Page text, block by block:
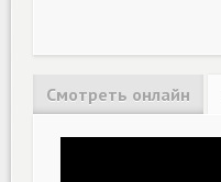
Смотреть онлайн